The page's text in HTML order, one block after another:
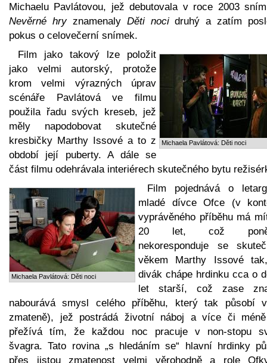
Michaelu Pavlátovou, jež debutovala v roce 2003
Nevěrné hryznamenaly Děti nocidruhý a zatím
pokus o celovečerní snímek.
Michaela Pavlátová: Děti noci
Film jako takový lze položit
jako velmi autorský, protože
krom velmi výrazných úprav
scénáře Pavlátová ve filmu
použila řadu svých kreseb, jež
měly napodobovat skutečné
kresbičky Marthy Issové a to z
období její puberty. A dále se
část filmu odehrávala interiérech skutečného bytu
Michaela Pavlátová: Děti noci
Film pojednává o
mladé dívce Ofce (v
vyprávěného příběhu má
20 let, což
nekoresponduje se
věkem Marthy Issové
divák chápe hrdinku cca o
let starší, což zase
nabourává smysl celého příběhu, který tak působí
zmateně), jež postrádá životní náboj a více či
přežívá tím, že každou noc pracuje v non-stopu
švagra. Tato rovina „s hledáním se“ hlavní hrdinky
přes jistou zmatenost velmi věrohodně a role